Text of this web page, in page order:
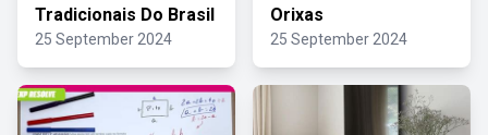
Tradicionais Do Brasil
25 September 2024
Orixas
25 September 2024